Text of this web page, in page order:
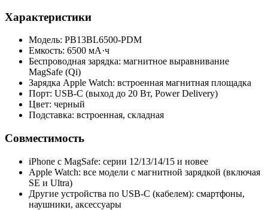
Характеристики
Модель: PB13BL6500-PDM
Емкость: 6500 мА·ч
Беспроводная зарядка: магнитное выравнивание
MagSafe (Qi)
Зарядка Apple Watch: встроенная магнитная площадка
Порт: USB‑C (выход до 20 Вт, Power Delivery)
Цвет: черный
Подставка: встроенная, складная
Совместимость
iPhone с MagSafe: серии 12/13/14/15 и новее
Apple Watch: все модели с магнитной зарядкой (включая
SE и Ultra)
Другие устройства по USB‑C (кабелем): смартфоны,
наушники, аксессуары